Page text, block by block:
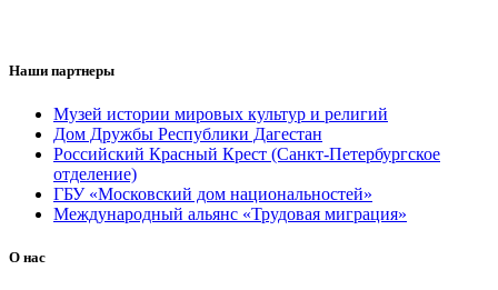
Наши партнеры
Музей истории мировых культур и религий
Дом Дружбы Республики Дагестан
Российский Красный Крест (Санкт-Петербургское
отделение)
ГБУ «Московский дом национальностей»
Международный альянс «Трудовая миграция»
О нас